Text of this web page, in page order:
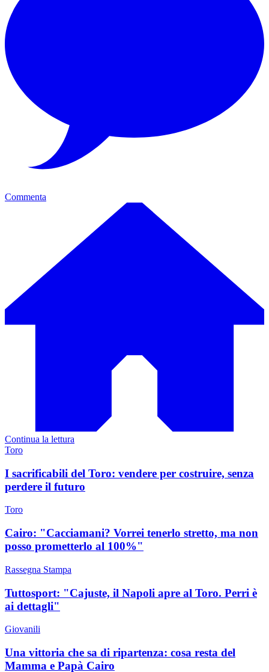
Commenta
Continua la lettura
Toro
I sacrificabili del Toro: vendere per costruire, senza
perdere il futuro
Toro
Cairo: "Cacciamani? Vorrei tenerlo stretto, ma non
posso prometterlo al 100%"
Rassegna Stampa
Tuttosport: "Cajuste, il Napoli apre al Toro. Perri è
ai dettagli"
Giovanili
Una vittoria che sa di ripartenza: cosa resta del
Mamma e Papà Cairo